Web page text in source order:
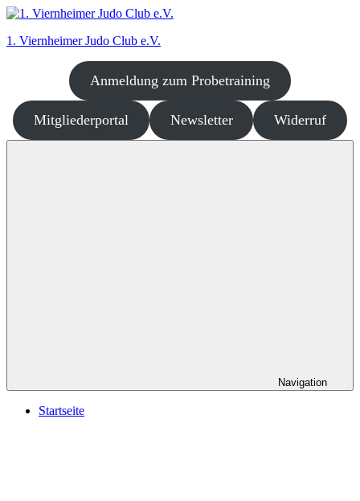
Zum
springen
1. Viernheimer Judo Club e.V.
dort
wo
es
Anmeldung zum Probetraining
Mitgliederportal Newsletter Widerruf
Navigation
Startseite